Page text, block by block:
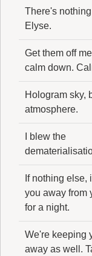
There's
Elyse.
Get them off
calm down.
Hologram sky,
atmosphere.
I blew the
If nothing else,
you away from
for a night.
We're keeping
away as well.